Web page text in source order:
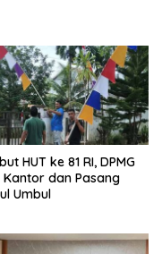
HUT ke 81 RI, DPMG
Kantor dan Pasang
Umbul